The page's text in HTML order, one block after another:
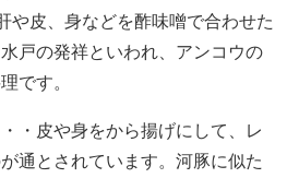
や皮、身などを酢味噌で合わせた
戸の発祥といわれ、アンコウの
です。
・皮や身をから揚げにして、レ
通とされています。河豚に似た